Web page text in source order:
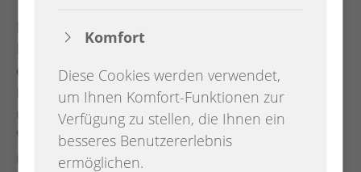
Das Repair-Café findet in der Regel am letzten
Mittwoch im Monat zwischen 16 und 19 Uhr in
der VHS-Wissenswerkstatt in Kirchhatten,
Hauptstraße 12, statt. Termine finden Sie in
unserem Veranstaltungskalender oder auf der
Webseite der VHS-Oldenburg. Eine Anmeldung ist
nicht notwendig.
Komfort
Diese Cookies werden verwendet,
um Ihnen Komfort-Funktionen zur
Verfügung zu stellen, die Ihnen ein
besseres Benutzererlebnis
ermöglichen.